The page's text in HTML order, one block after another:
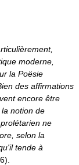
moderne,
la Poësie
des affirmations
encore être
notion de
ne
selon la
tende à